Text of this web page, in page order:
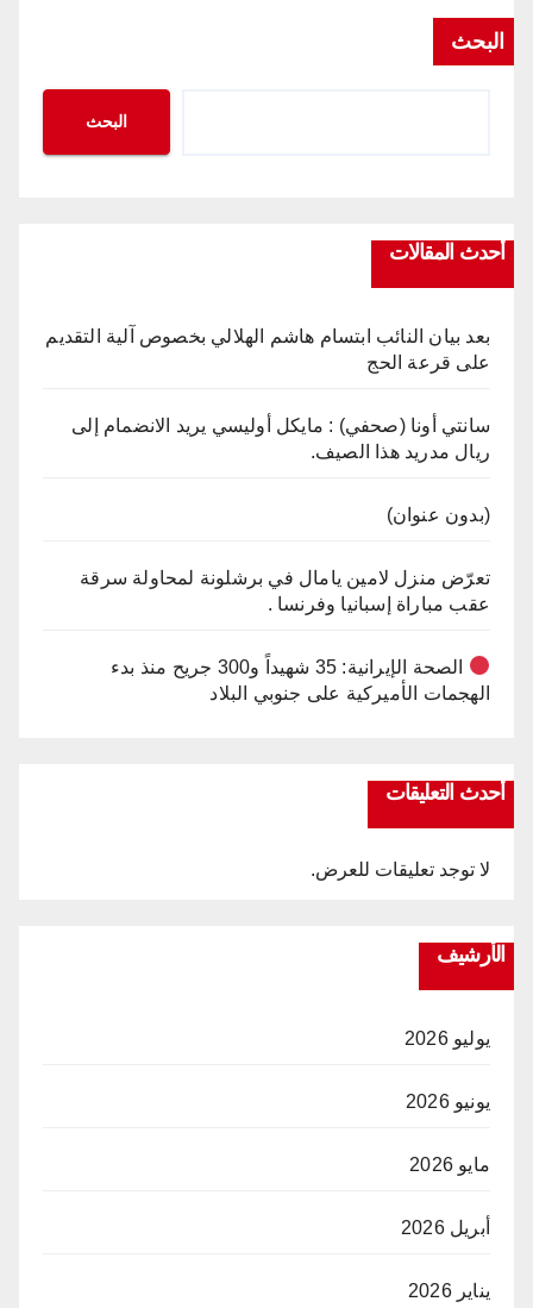
البحث
البحث
أحدث المقالات
بعد بيان النائب ابتسام هاشم الهلالي بخصوص آلية التقديم
على قرعة الحج
سانتي أونا (صحفي) : مايكل أوليسي يريد الانضمام إلى
ريال مدريد هذا الصيف.
(بدون عنوان)
تعرّض منزل لامين يامال في برشلونة لمحاولة سرقة
عقب مباراة إسبانيا وفرنسا .
الصحة الإيرانية: 35 شهيداً و300 جريح منذ بدء
الهجمات الأميركية على جنوبي البلاد
أحدث التعليقات
لا توجد تعليقات للعرض.
الأرشيف
يوليو 2026
يونيو 2026
مايو 2026
أبريل 2026
يناير 2026